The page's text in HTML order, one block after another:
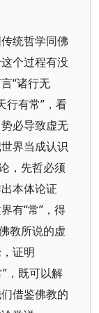
统哲学同佛
个过程有没
“诸行无
行有常”，看
必导致虚无
界当成认识
，先哲必须
本体论证
有“常”，得
教所说的虚
证明
，既可以解
借鉴佛教的